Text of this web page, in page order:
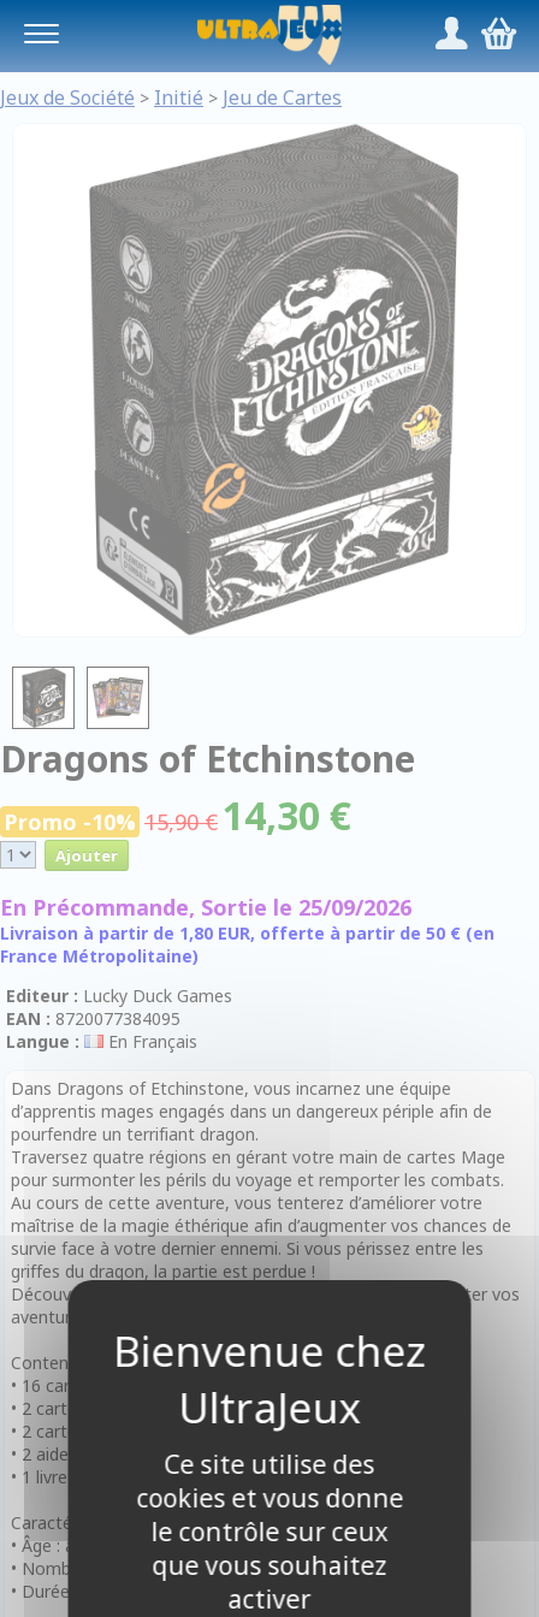
/,
Jeux de Société > Initié > Jeu de Cartes
Dragons of Etchinstone
Promo -10% 15,90 € 14,30 €
En Précommande, Sortie le 25/09/2026
Livraison à partir de 1,80 EUR, offerte à partir de 50 € (en
France Métropolitaine)
Editeur : Lucky Duck Games
EAN : 8720077384095
Langue :
En Français
Dans Dragons of Etchinstone, vous incarnez une équipe
d’apprentis mages engagés dans un dangereux périple afin de
pourfendre un terrifiant dragon.
Traversez quatre régions en gérant votre main de cartes Mage
pour surmonter les périls du voyage et remporter les combats.
Au cours de cette aventure, vous tenterez d’améliorer votre
maîtrise de la magie éthérique afin d’augmenter vos chances de
survie face à votre dernier ennemi. Si vous périssez entre les
griffes du dragon, la partie est perdue !
Découvrez deux extensions Boréval et Siège pour compléter vos
aventures !
Contenu
• 16 cartes Mage
• 2 cartes Région
• 2 cartes Dragon
• 2 aides de jeu
• 1 livret de règles
Caractéristiques
• Âge : à partir de 14 ans
• Nombre de Joueurs : 1 joueur
• Durée de Partie : 30 minutes
Ce site utilise des
cookies et vous donne
le contrôle sur ceux
que vous souhaitez
activer